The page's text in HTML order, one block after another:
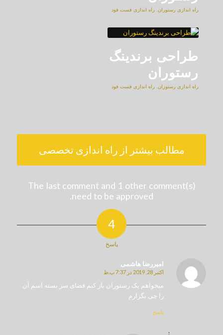
راه اندازی رستوران, راه اندازی فست فود
طراحی برندینگ
رستوران
راه اندازی رستوران, راه اندازی فست فود
مطالب بیشتر از راه اندازی تخصصی
The last comment and 1 other comment(s)
need to be approved.
4
پاسخ
امیررضا هاشمی
می
گوید
اکتبر 28, 2019 در 7:37 ب.ظ
میخواهم یک رستوران باز کنم فضای سر بسته اسم آن
را چی بگزارم
پاسخ